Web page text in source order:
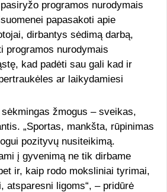
programos nurodymais
papasakoti apie
dirbantys sėdimą darbą,
programos nurodymais
kad padėti sau gali kad ir
ar laikydamiesi
žmogus – sveikas,
„Sportas, mankšta, rūpinimas
pozityvų nusiteikimą.
į gyvenimą ne tik dirbame
ir, kaip rodo moksliniai tyrimai,
atsparesni ligoms“, – pridūrė